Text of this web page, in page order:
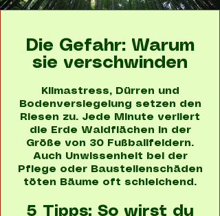
Die Gefahr: Warum
sie verschwinden
Klimastress, Dürren und
Bodenversiegelung setzen den
Riesen zu. Jede Minute verliert
die Erde Waldflächen in der
Größe von 30 Fußballfeldern.
Auch Unwissenheit bei der
Pflege oder Baustellenschäden
töten Bäume oft schleichend.
5 Tipps: So wirst du